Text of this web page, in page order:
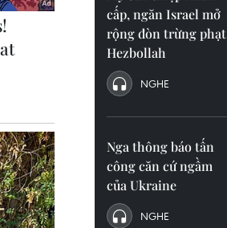
cấp, ngăn Israel mở
rộng đòn trừng phạt
Hezbollah
NGHE
Nga thông báo tấn
công căn cứ ngầm
của Ukraine
NGHE